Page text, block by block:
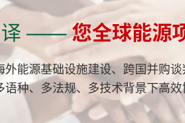
译 ——您全球能源
能源基础设施建设、跨国并购
种、多法规、多技术背景下高效